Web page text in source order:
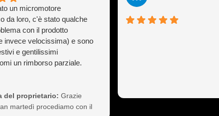
un micromotore
da loro, c'è stato qualche
con il prodotto
invece velocissima) e sono
e gentilissimi
un rimborso parziale.
capitare a tutti ma gestirlo
non è cosa da poco,
così il cliente a vita).
consigliati
del proprietario: Grazie
martedì procediamo con il